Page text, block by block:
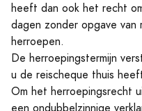
heeft dan ook het recht
dagen zonder opgave
herroepen.
De herroepingstermijn
u de reischeque thuis
Om het herroepingsrecht